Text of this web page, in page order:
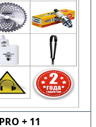
+ 11